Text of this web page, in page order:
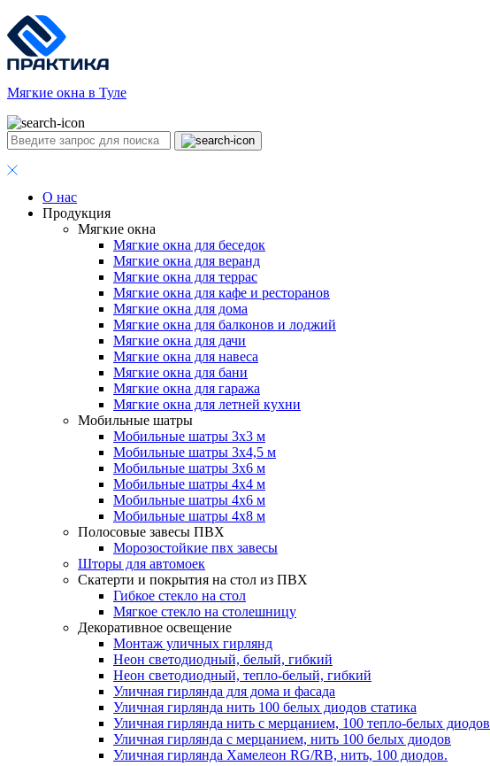
Мягкие окна в Туле
О нас
Продукция
Мягкие окна
Мягкие окна для беседок
Мягкие окна для веранд
Мягкие окна для террас
Мягкие окна для кафе и ресторанов
Мягкие окна для дома
Мягкие окна для балконов и лоджий
Мягкие окна для дачи
Мягкие окна для навеса
Мягкие окна для бани
Мягкие окна для гаража
Мягкие окна для летней кухни
Мобильные шатры
Мобильные шатры 3х3 м
Мобильные шатры 3х4,5 м
Мобильные шатры 3х6 м
Мобильные шатры 4х4 м
Мобильные шатры 4х6 м
Мобильные шатры 4х8 м
Полосовые завесы ПВХ
Морозостойкие пвх завесы
Шторы для автомоек
Скатерти и покрытия на стол из ПВХ
Гибкое стекло на стол
Мягкое стекло на столешницу
Декоративное освещение
Монтаж уличных гирлянд
Неон светодиодный, белый, гибкий
Неон светодиодный, тепло-белый, гибкий
Уличная гирлянда для дома и фасада
Уличная гирлянда нить 100 белых диодов статика
Уличная гирлянда нить с мерцанием, 100 тепло-белых диодов
Уличная гирлянда с мерцанием, нить 100 белых диодов
Уличная гирлянда Хамелеон RG/RB, нить, 100 диодов.